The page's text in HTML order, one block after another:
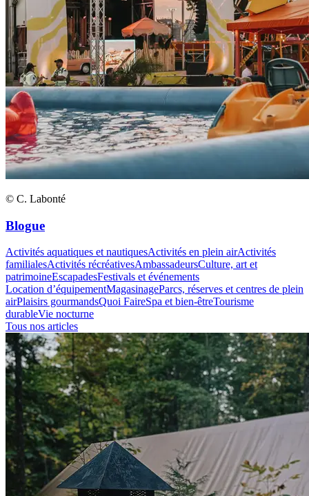
© C. Labonté
Blogue
Activités aquatiques et nautiquesActivités en plein airActivités
familialesActivités récréativesAmbassadeursCulture, art et
patrimoineEscapadesFestivals et événements
Location d’équipementMagasinageParcs, réserves et centres de plein
airPlaisirs gourmandsQuoi FaireSpa et bien-êtreTourisme
durableVie nocturne
Tous nos articles